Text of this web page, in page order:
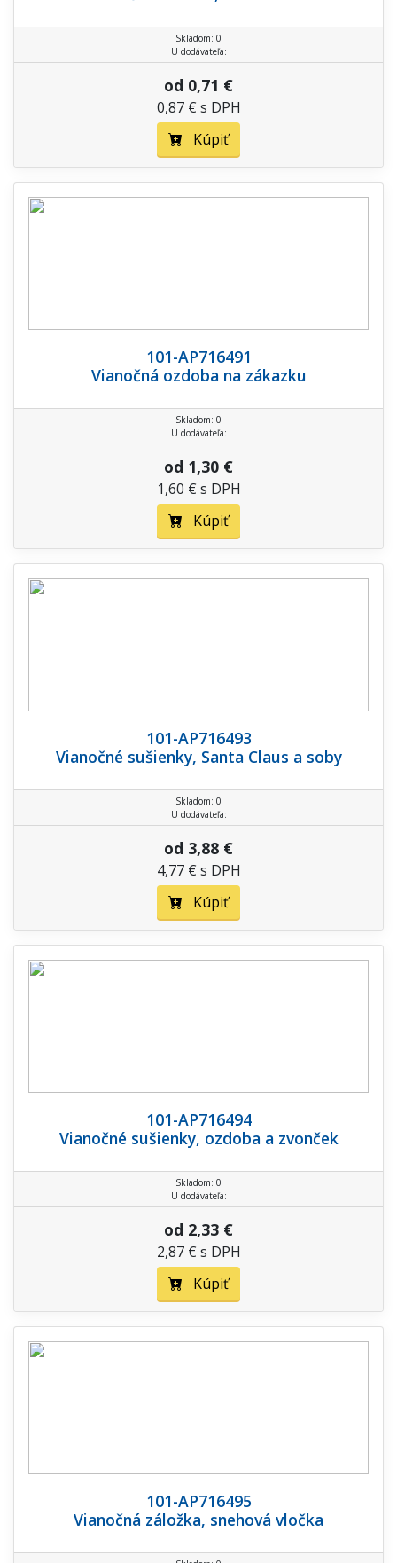
Skladom: 0
U dodávateľa:
od 0,71 €
0,87 € s DPH
Kúpiť
101-AP716491
Vianočná ozdoba na zákazku
Skladom: 0
U dodávateľa:
od 1,30 €
1,60 € s DPH
Kúpiť
101-AP716493
Vianočné sušienky, Santa Claus a soby
Skladom: 0
U dodávateľa:
od 3,88 €
4,77 € s DPH
Kúpiť
101-AP716494
Vianočné sušienky, ozdoba a zvonček
Skladom: 0
U dodávateľa:
od 2,33 €
2,87 € s DPH
Kúpiť
101-AP716495
Vianočná záložka, snehová vločka